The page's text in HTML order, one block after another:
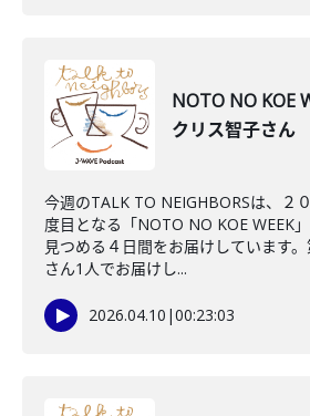
NOTO NO KOE
クリス智子さん
今週のTALK TO NEIGHBORSは、２
度目となる「NOTO NO KOE WEEK
見つめる４日間をお届けしています
さん1人でお届けし...
2026.04.10 |00:23:03